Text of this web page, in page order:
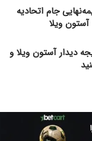
جام اتحادیه
ویلا
دیدار آستون ویلا و